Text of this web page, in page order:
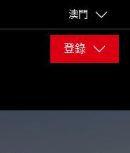
澳門
登錄